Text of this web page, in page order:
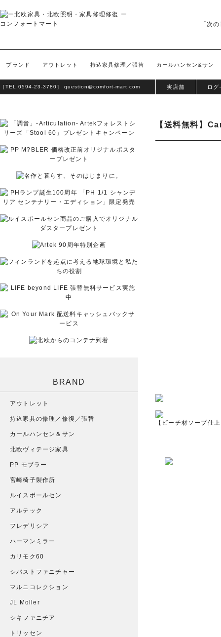
「次
ブランド アウトレット 持込家具修理／張替 カールハンセン&サン
［TEL. 0594-23-3780］ question@comfort-mart.com 実店舗 ログ
【送料無料】
【ビーチ材ソープ仕
BRAND
アウトレット
持込家具の修理／修復／張替
カールハンセン＆サン
北欧ヴィテージ家具
PP モブラー
宮崎椅子製作所
ルイスポールセン
アルテック
フレデリシア
ハーマンミラー
カリモク60
シバストファニチャー
マルニコレクション
JL Moller
シキファニチア
トリッセン